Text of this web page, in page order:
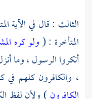
الثالث : قال في الآية
المتأخرة : (ولو كره
أنكروا الرسول ، وما
، والكافرون كلهم في